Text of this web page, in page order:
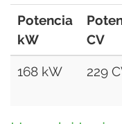
Potencia
kW
CV
168 kW 229